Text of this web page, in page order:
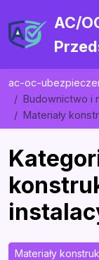
AC/
ac-oc-
Budownictwo i
Materiały
Materiały